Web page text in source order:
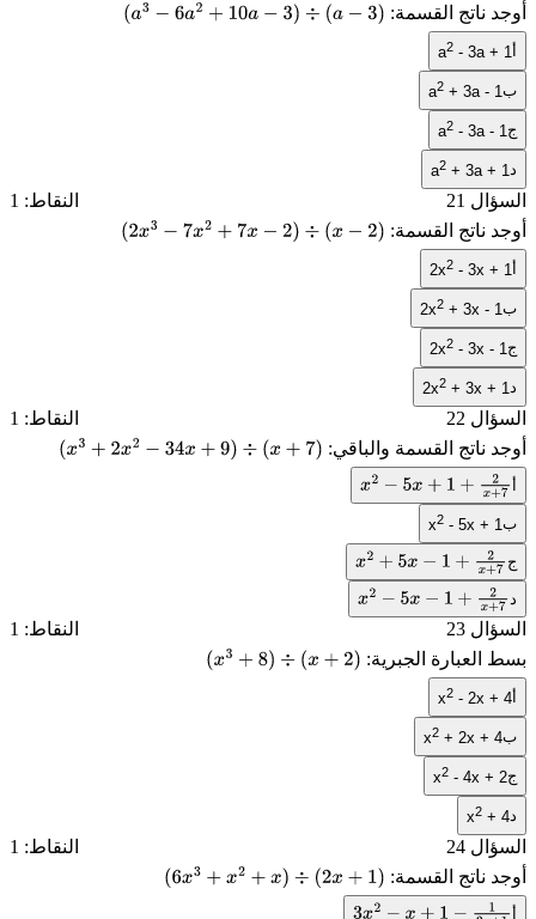
أوجد ناتج القسمة:
(a a2+ 10 a−3)÷ −3
a2 - 3a + 1
ب a2 + 3a - 1
ج a2 - 3a - 1
a2 + 3a + 1
السؤال 21
النقاط: 1
أوجد ناتج القسمة:
(2x x2+ x −2)÷ x−2
2x2 - 3x + 1
ب 2x2 + 3x - 1
ج 2x2 - 3x - 1
2x2 + 3x + 1
السؤال 22
النقاط: 1
أوجد ناتج القسمة والباقي:
(x + x2− x+9)÷ ( +7
x x+1 + x+
7
ب
x2 - 5x + 1
ج x + x−1 x+
7
x x−1 x+ 7
السؤال 23
النقاط: 1
بسط العبارة الجبرية:
(x + )÷ x 2)
x2 - 2x + 4
ب x2 + 2x + 4
ج x2 - 4x + 2
x2 + 4
السؤال 24
النقاط: 1
أوجد ناتج القسمة:
(6x + 2+ ) ÷(2x + 1)